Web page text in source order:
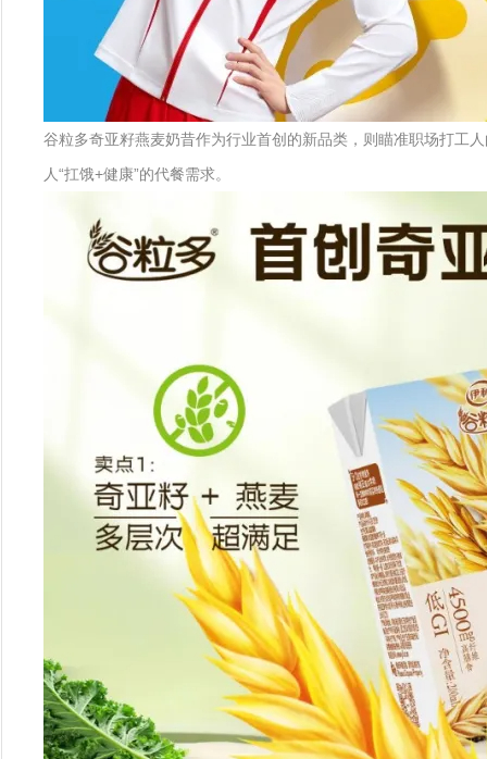
谷粒多奇亚籽燕麦奶昔作为行业首创的新品类，则瞄准职场打工
人“扛饿+健康”的代餐需求。